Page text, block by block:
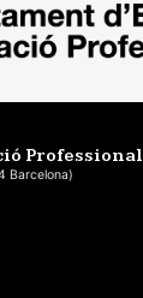
Professional
Barcelona)